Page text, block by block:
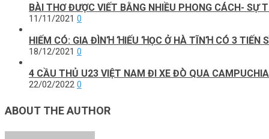
BÀI THƠ ĐƯỢC VIẾT BẰNG NHIỀU PHONG CÁCH- SỰ
11/11/2021 0
HIẾM CÓ: GIA ĐÌNꞪ ꞪIẾU ꞪỌC Ở HÀ TĨNꞪ CÓ 3
18/12/2021 0
4 CẦU THỦ U23 VIỆT NAM ĐI XE ĐÒ QUA
22/02/2022 0
ABOUT THE AUTHOR